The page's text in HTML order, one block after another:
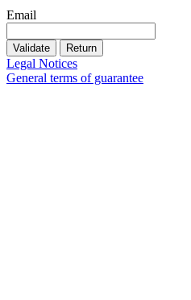
Email
Validate Return
Legal Notices
General terms of guarantee